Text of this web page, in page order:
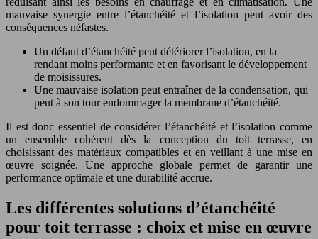
mauvaise synergie entre l’étanchéité et l’isolation peut avoir des
conséquences néfastes.
Un défaut d’étanchéité peut détériorer l’isolation, en la
rendant moins performante et en favorisant le développement
de moisissures.
Une mauvaise isolation peut entraîner de la condensation, qui
peut à son tour endommager la membrane d’étanchéité.
Il est donc essentiel de considérer l’étanchéité et l’isolation comme
un ensemble cohérent dès la conception du toit terrasse, en
choisissant des matériaux compatibles et en veillant à une mise en
œuvre soignée. Une approche globale permet de garantir une
performance optimale et une durabilité accrue.
Les différentes solutions d’étanchéité
pour toit terrasse : choix et mise en œuvre